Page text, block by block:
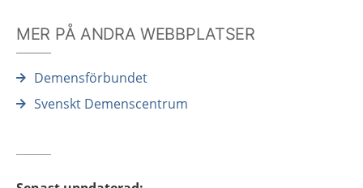
MER PÅ ANDRA WEBBPLATSER
Demensförbundet
Svenskt Demenscentrum